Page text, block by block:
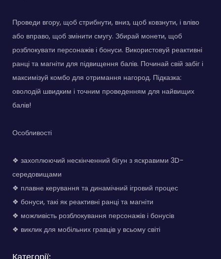
Проведи вгору, щоб стрибнути, вниз, щоб ковзнути, і вліво
або вправо, щоб змінити смугу. Збирай монети, щоб
розблокувати персонажів і бонуси. Використовуй реактивні
ранці та магніти для підвищення балів. Починай свій забіг і
максимізуй комбо для отримання нагород. Підказка:
оволодій швидким і точним проведенням для найвищих
балів!
Особливості
❖ захоплюючий нескінченний бігун з яскравими 3D-
середовищами
❖ плавне керування та динамічний ігровий процес
❖ бонуси, такі як реактивні ранці та магніти
❖ можливість розблокування персонажів і бонусів
❖ виклик для мобільних гравців у всьому світі